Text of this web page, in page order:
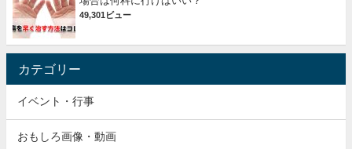
49,301ビュー
カテゴリー
イベント・行事
おもしろ画像・動画